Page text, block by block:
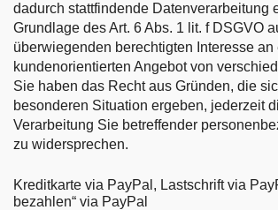
dadurch stattfindende Datenverarbeitung
Grundlage des Art. 6 Abs. 1 lit. f DSGVO
überwiegenden berechtigten Interesse an
kundenorientierten Angebot von
Sie haben das Recht aus Gründen, die
besonderen Situation ergeben, jederzeit
Verarbeitung Sie betreffender
zu widersprechen.
Kreditkarte via PayPal, Lastschrift via
bezahlen“ via PayPal